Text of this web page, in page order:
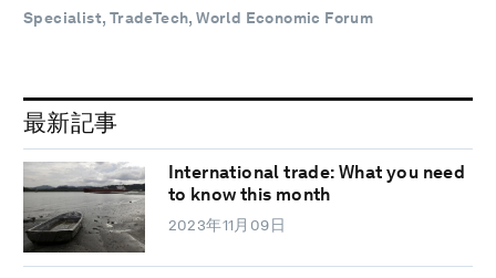
Specialist, TradeTech, World Economic Forum
最新記事
International trade: What you need
to know this month
2023年11月09日